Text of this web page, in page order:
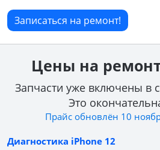
Не включается
Не работает Face ID
Поцарапался корпус /
Не работает микрофон
Записаться на ремонт!
Цены на
Запчасти уже включены в
Это
Прайс обновлён 10
Диагностика iPhone 12